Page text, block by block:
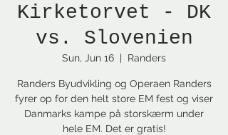
Kirketorvet - DK
vs. Slovenien
Sun, Jun 16
  |
Randers
Randers Byudvikling og Operaen Randers
fyrer op for den helt store EM fest og viser
Danmarks kampe på storskærm under
hele EM. Det er gratis!